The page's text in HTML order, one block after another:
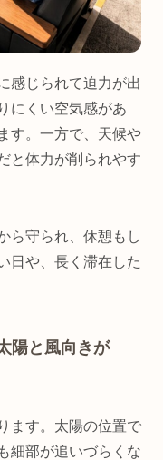
感じられて迫力が出
にくい空気感があ
す。一方で、天候や
と体力が削られやす
ら守られ、休憩もし
日や、長く滞在した
陽と風向きが
ます。太陽の位置で
細部が追いづらくな